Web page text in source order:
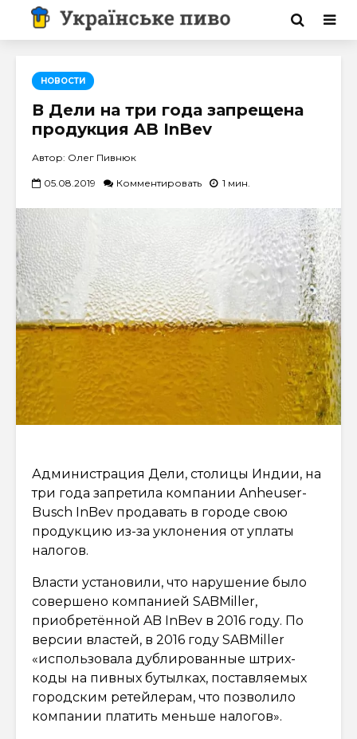
НОВОСТИ
В Дели на три года запрещена
продукция AB InBev
Автор: Олег Пивнюк
05.08.2019 Комментировать 1 мин.
Администрация Дели, столицы Индии, на
три года запретила компании Anheuser-
Busch InBev продавать в городе свою
продукцию из-за уклонения от уплаты
налогов.
Власти установили, что нарушение было
совершено компанией SABMiller,
приобретённой AB InBev в 2016 году. По
версии властей, в 2016 году SABMiller
«использовала дублированные штрих-
коды на пивных бутылках, поставляемых
городским ретейлерам, что позволило
компании платить меньше налогов».